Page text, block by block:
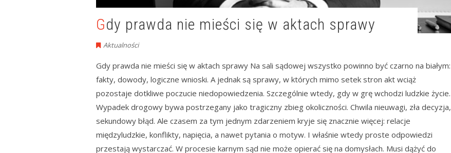
Gdy prawda nie mieści się w aktach sprawy
Aktualności
Gdy prawda nie mieści się w aktach sprawy Na sali sądowej wszystko powinno być czarno na białym:
fakty, dowody, logiczne wnioski. A jednak są sprawy, w których mimo setek stron akt wciąż
pozostaje dotkliwe poczucie niedopowiedzenia. Szczególnie wtedy, gdy w grę wchodzi ludzkie życie.
Wypadek drogowy bywa postrzegany jako tragiczny zbieg okoliczności. Chwila nieuwagi, zła decyzja,
sekundowy błąd. Ale czasem za tym jednym zdarzeniem kryje się znacznie więcej: relacje
międzyludzkie, konflikty, napięcia, a nawet pytania o motyw. I właśnie wtedy proste odpowiedzi
przestają wystarczać. W procesie karnym sąd nie może opierać się na domysłach. Musi dążyć do